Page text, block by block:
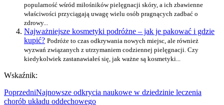
popularność wśród miłośników pielęgnacji skóry, a ich zbawienne
właściwości przyciągają uwagę wielu osób pragnących zadbać o
zdrowy...
Najważniejsze kosmetyki podróżne – jak je pakować i gdzie
kupić? Podróże to czas odkrywania nowych miejsc, ale również
wyzwań związanych z utrzymaniem codziennej pielęgnacji. Czy
kiedykolwiek zastanawiałeś się, jak ważne są kosmetyki...
Wskaźnik:
PoprzedniNajnowsze odkrycia naukowe w dziedzinie leczenia
chorób układu oddechowego